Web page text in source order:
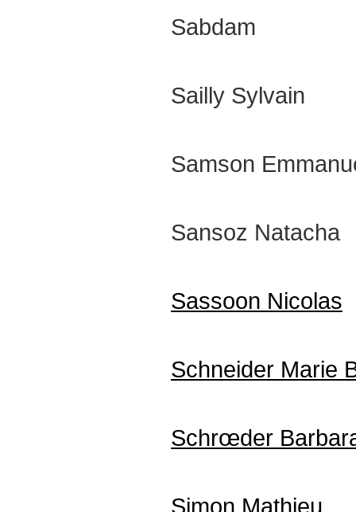
Sabdam
Sailly Sylvain
Samson
Sansoz Natacha
Sassoon Nicolas
Schneider Marie
Schrœder
Simon Mathieu